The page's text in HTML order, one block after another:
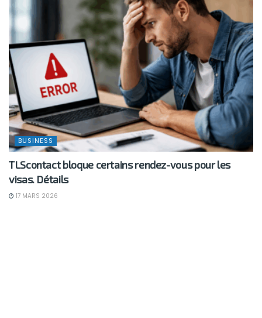
BUSINESS
TLScontact bloque certains rendez-vous pour les
visas. Détails
17 MARS 2026